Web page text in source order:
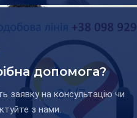
допомога?
заявку на консультацію чи
з нами.